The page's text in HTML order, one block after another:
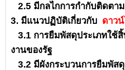
2.5 มีกลไกการกำกับติดตาม
3. มีแนวปฏิบัติเกี่ยวกับ ดาว
3.1 การยืมพัสดุประเภทใช้สิ้
งานของรัฐ
3.2 มีผังกระบวนการยืมพัส